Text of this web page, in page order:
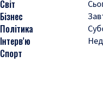
Світ
Бізнес
Політика
Інтерв'ю
Спорт